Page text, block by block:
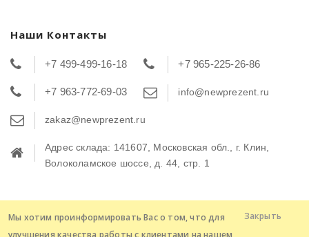
Наши Контакты
+7 499-499-16-18 +7 965-225-26-86
+7 963-772-69-03 info@newprezent.ru
zakaz@newprezent.ru
Адрес склада: 141607, Московская обл., г. Клин,
Волоколамское шоссе, д. 44, стр. 1
Copyright © 2016 - 2026 Интернет - магазин
Закрыть
Мы хотим проинформировать Вас о том, что для
улучшения качества работы с клиентами на нашем